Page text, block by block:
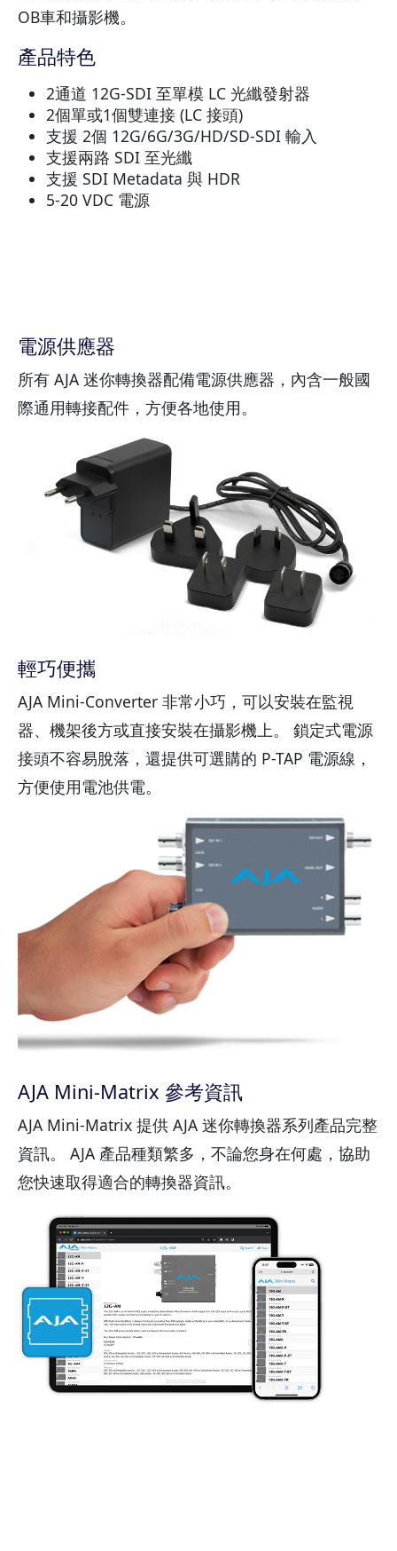
OB車和攝影機。
產品特色
2通道 12G-SDI 至單模 LC 光纖發射器
2個單或1個雙連接 (LC 接頭)
支援 2個 12G/6G/3G/HD/SD-SDI 輸入
支援兩路 SDI 至光纖
支援 SDI Metadata 與 HDR
5-20 VDC 電源
電源供應器
所有 AJA 迷你轉換器配備電源供應器，內含一般國
際通用轉接配件，方便各地使用。
輕巧便攜
AJA Mini-Converter 非常小巧，可以安裝在監視
器、機架後方或直接安裝在攝影機上。 鎖定式電源
接頭不容易脫落，還提供可選購的 P-TAP 電源線，
方便使用電池供電。
AJA Mini-Matrix 參考資訊
AJA Mini-Matrix 提供 AJA 迷你轉換器系列產品完整
資訊。 AJA 產品種類繁多，不論您身在何處，協助
您快速取得適合的轉換器資訊。